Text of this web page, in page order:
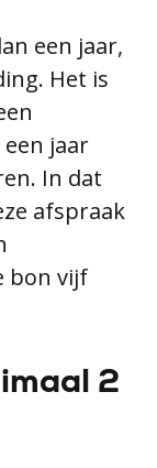
een jaar,
Het is
jaar
In dat
afspraak
bon vijf
2